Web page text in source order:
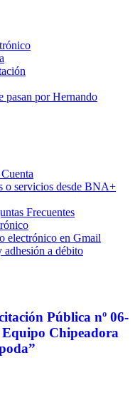
pasan por Hernando
o servicios desde BNA+
Frecuentes
electrónico en Gmail
adhesión a débito
Pública nº 06-
Chipeadora